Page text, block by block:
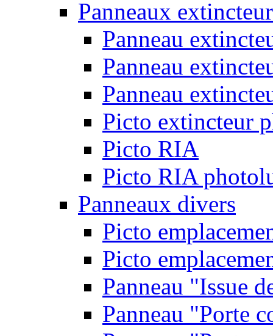
Panneaux
Panneau
Panneau
Panneau
Picto extincteur
Picto RIA
Picto RIA
Panneaux divers
Picto
Picto
Panneau "Issue
Panneau "Porte